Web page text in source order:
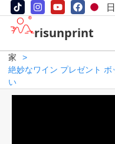
risunprint
家
>
絶妙なワイン プレゼント
い